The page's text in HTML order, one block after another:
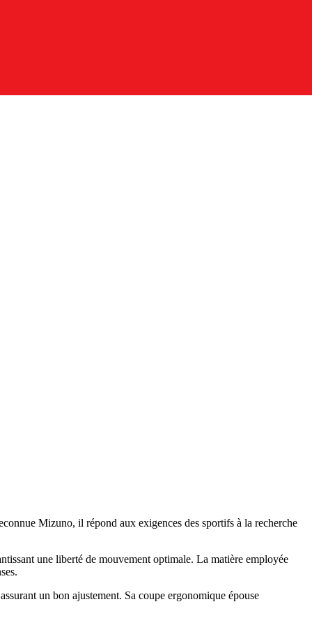
Mizuno, il répond aux exigences des sportifs à la recherche
une liberté de mouvement optimale. La matière employée
un bon ajustement. Sa coupe ergonomique épouse